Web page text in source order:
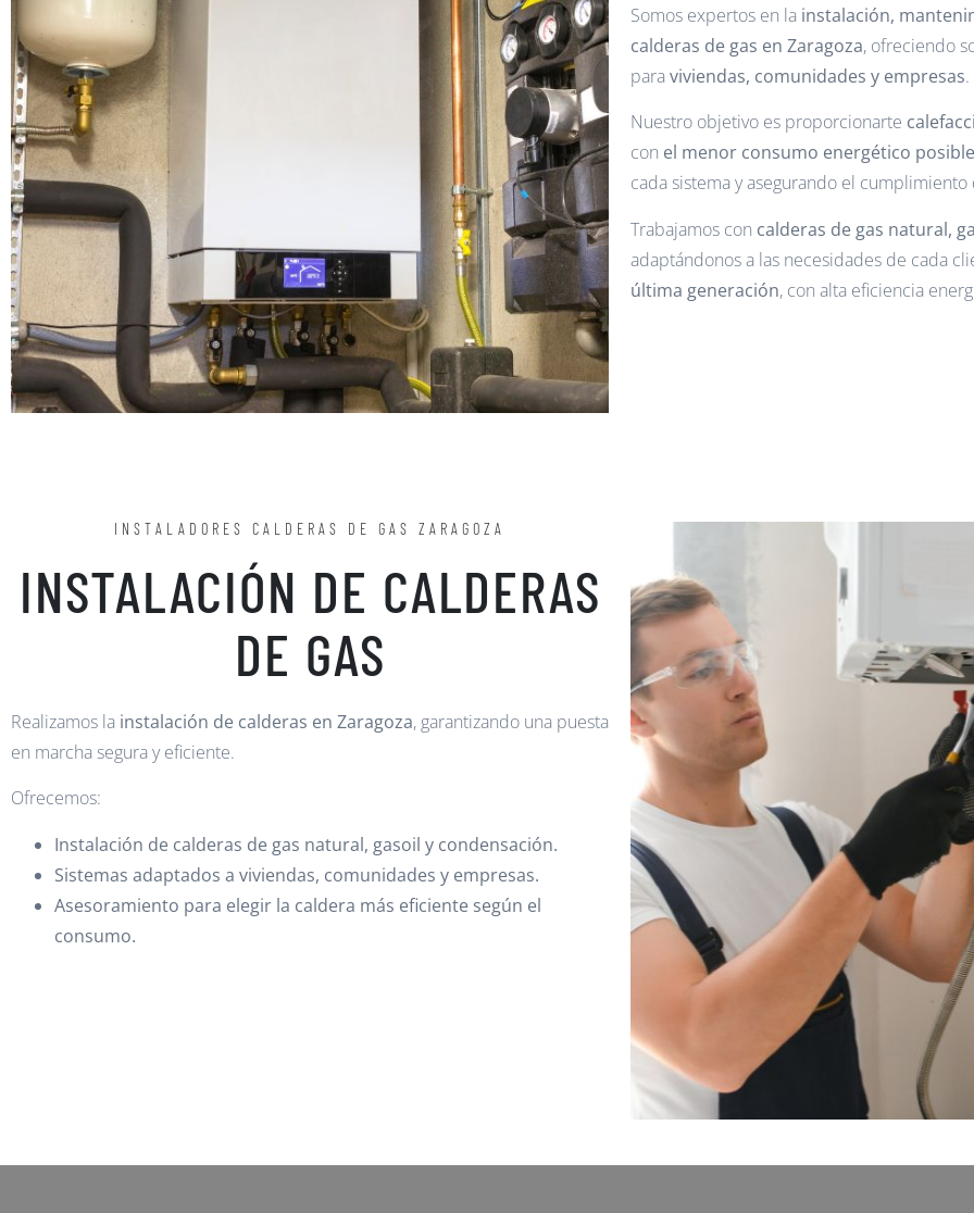
Somos expertos en la instalación,
calderas de gas en Zaragoza, ofreciendo
paraviviendas, comunidades y empresas.
Nuestro objetivo es proporcionarte
con el menor consumo energético posible
cada sistema y asegurando el
Trabajamos con calderas de gas natural,
adaptándonos a las necesidades de cada
última generación, con alta eficiencia
INSTALADORES CALDERAS DE GAS ZARAGOZA
INSTALACIÓN DE CALDERAS
DE GAS
Realizamos la instalación de calderas en Zaragoza, garantizando una puesta
en marcha segura y eficiente.
Ofrecemos:
Instalación de calderas de gas natural, gasoil y condensación.
Sistemas adaptados a viviendas, comunidades y empresas.
Asesoramiento para elegir la caldera más eficiente según el
consumo.